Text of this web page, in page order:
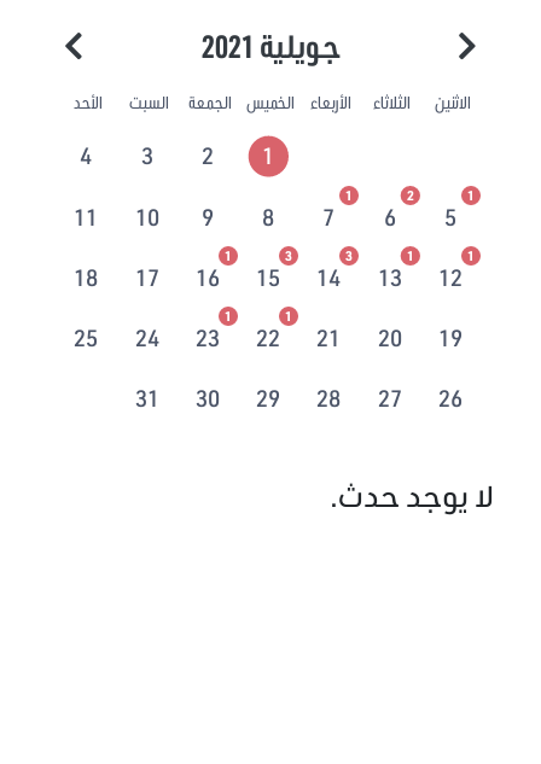
جويلية 2021
الاثنين الثلاثاء الأربعاء الخميس الجمعة السبت الأحد
1
2
3
4
5
1
6
2
7
1
8
9
10
11
12
1
13
1
14
3
15
3
16
1
17
18
19
20
21
22
1
23
1
24
25
26
27
28
29
30
31
لا يوجد حدث.